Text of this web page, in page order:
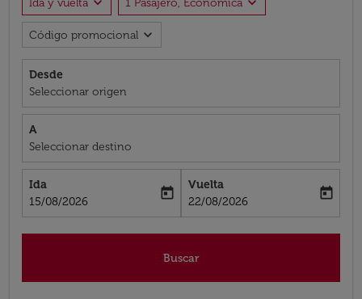
Código promocional expand_more
Desde
Seleccionar origen
A
Seleccionar destino
Ida
fc-booking-departure-date-aria-label
15/08/2026
today
Vuelta
fc-booking-return-date-aria-label
22/08/2026
today
Buscar